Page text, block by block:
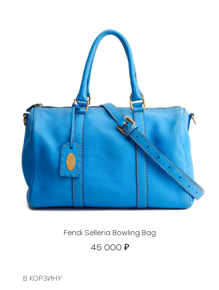
Fendi Selleria Bowling Bag
45 000 ₽
В КОРЗИНУ